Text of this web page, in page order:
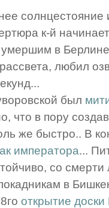
к-й
в
любил
был
что в пору
же быстро.. В
императора...
со смерти
в
открытие